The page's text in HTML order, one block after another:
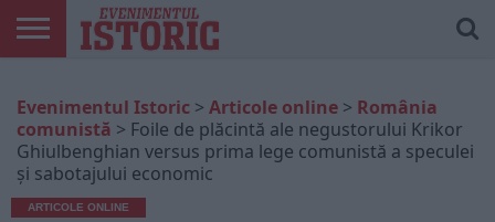
ONLINE
EDIȚII
TIPĂRITE
ISTORIC
PLAY
CONTUL
MEU
Evenimentul Istoric > Articole online > România
comunistă > Foile de plăcintă ale negustorului Krikor
Ghiulbenghian versus prima lege comunistă a speculei
și sabotajului economic
ARTICOLE ONLINE